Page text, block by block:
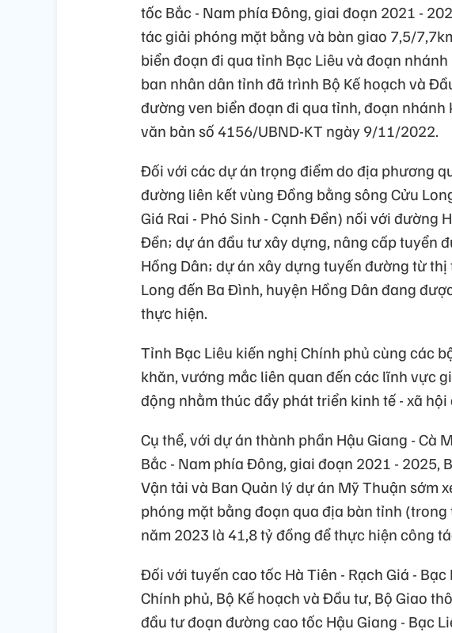
tốc Bắc - Nam phía Đông, giai đoạn 2021 -
tác giải phóng mặt bằng và bàn giao 7,5/
biển đoạn đi qua tỉnh Bạc Liêu và đoạn
ban nhân dân tỉnh đã trình Bộ Kế hoạch và
đường ven biển đoạn đi qua tỉnh, đoạn
văn bản số 4156/UBND-KT ngày 9/11/2022.
Đối với các dự án trọng điểm do địa phương
đường liên kết vùng Đồng bằng sông Cửu
Giá Rai - Phó Sinh - Cạnh Đền) nối với đường
Đền; dự án đầu tư xây dựng, nâng cấp tuyển
Hồng Dân; dự án xây dựng tuyến đường từ
Long đến Ba Đình, huyện Hồng Dân đang
thực hiện.
Tỉnh Bạc Liêu kiến nghị Chính phủ cùng các
khăn, vướng mắc liên quan đến các lĩnh vực
động nhằm thúc đẩy phát triển kinh tế - xã
Cụ thể, với dự án thành phần Hậu Giang - Cà
Bắc - Nam phía Đông, giai đoạn 2021 - 2025,
Vận tải và Ban Quản lý dự án Mỹ Thuận sớm
phóng mặt bằng đoạn qua địa bàn tỉnh
năm 2023 là 41,8 tỷ đồng để thực hiện công
Đối với tuyến cao tốc Hà Tiên - Rạch Giá -
Chính phủ, Bộ Kế hoạch và Đầu tư, Bộ Giao
đầu tư đoạn đường cao tốc Hậu Giang - Bạc